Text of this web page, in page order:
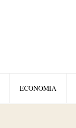
ECONOMIA